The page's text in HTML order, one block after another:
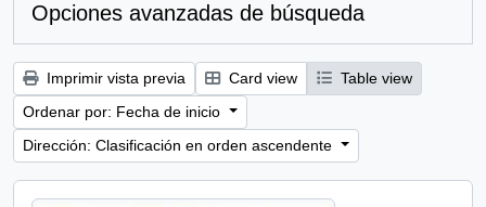
Opciones avanzadas de búsqueda
Imprimir vista previa Card view
Table view
Ordenar por: Fecha de inicio
Dirección: Clasificación en orden ascendente